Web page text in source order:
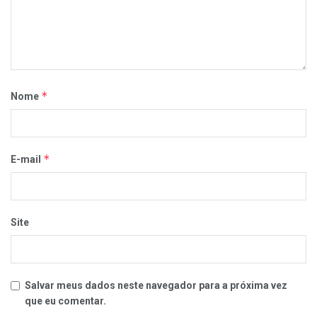
Nome *
E-mail *
Site
Salvar meus dados neste navegador para a próxima vez
que eu comentar.